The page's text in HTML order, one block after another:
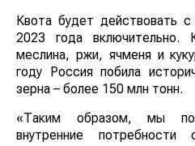
Квота будет действовать
2023 года включительно.
меслина, ржи, ячменя и
году Россия побила
зерна – более 150 млн тонн.
«Таким образом, мы
внутренние